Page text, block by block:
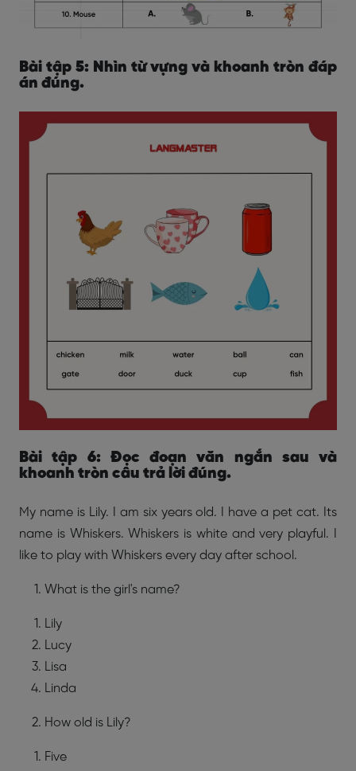
Bài tập 5: Nhìn từ vựng và khoanh tròn đáp
án đúng.
Bài tập 6: Đọc đoạn văn ngắn sau và
khoanh tròn câu trả lời đúng.
My name is Lily. I am six years old. I have a pet cat. Its
name is Whiskers. Whiskers is white and very playful. I
like to play with Whiskers every day after school.
What is the girl's name?
Lily
Lucy
Lisa
Linda
How old is Lily?
Five